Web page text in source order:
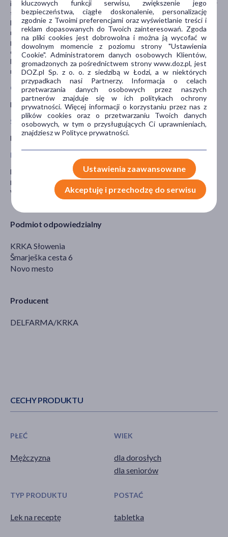
Podmiot odpowiedzialny
KRKA Słowenia
Šmarješka cesta 6
Novo mesto
Producent
DELFARMA/KRKA
inhibitorów proteazy, używane w terapii zakażeń wirusem HIV – w
tym przypadku leczenie należy rozpocząć od najmniejszej dawki
leku (25 mg); leki alfa-adrenolityczne stosowane w leczeniu
nadciśnienia tętniczego lub przerostu gruczołu krokowego –
ponieważ mogą powodować zawroty głowy, spadek ciśnienia i
omdlenia, zwłaszcza przy wstawaniu. W przypadku leczenia tymi
lekami lekarz może zalecić dostosowanie dawki Vizarsinu i
monitorować stan pacjenta podczas jego przyjmowania.
Ciąża i karmienie piersią
Lek Vizarsin nie jest przeznaczony do stosowania przez kobiety.
Stosowanie leku u dzieci i młodzieży
Leku Vizarsin nie należy stosować u osób w wieku poniżej 18 lat.
Prowadzenie pojazdów i obsługa maszyn
Lek może wywierać niewielki wpływ na zdolność prowadzenia
pojazdów i obsługiwania maszyn (zawroty głowy, zaburzenia
widzenia).
CECHY PRODUKTU
PŁEĆ
Mężczyzna
WIEK
dla dorosłych
dla seniorów
TYP PRODUKTU
Lek na receptę
POSTAĆ
tabletka
kluczowych funkcji serwisu, zwiększenie jego
bezpieczeństwa, ciągłe doskonalenie, personalizację
zgodnie z Twoimi preferencjami oraz wyświetlanie treści i
reklam dopasowanych do Twoich zainteresowań. Zgoda
na pliki cookies jest dobrowolna i można ją wycofać w
dowolnym momencie z poziomu strony "Ustawienia
Cookie". Administratorem danych osobowych Klientów,
gromadzonych za pośrednictwem strony www.doz.pl, jest
DOZ.pl Sp. z o. o. z siedzibą w Łodzi, a w niektórych
przypadkach nasi Partnerzy. Informacja o celach
przetwarzania danych osobowych przez naszych
partnerów znajduje się w ich politykach ochrony
prywatności. Więcej informacji o korzystaniu przez nas z
plików cookies oraz o przetwarzaniu Twoich danych
osobowych, w tym o przysługujących Ci uprawnieniach,
znajdziesz w Polityce prywatności.
Ustawienia zaawansowane
Akceptuję i przechodzę do serwisu